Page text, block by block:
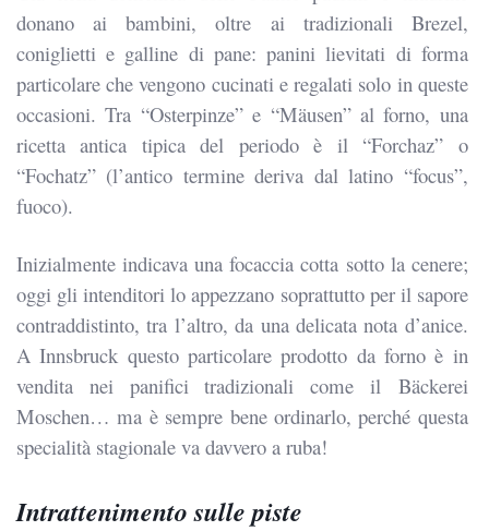
donano ai bambini, oltre ai tradizionali Brezel,
coniglietti e galline di pane: panini lievitati di forma
particolare che vengono cucinati e regalati solo in queste
occasioni. Tra “Osterpinze” e “Mäusen” al forno, una
ricetta antica tipica del periodo è il “Forchaz” o
“Fochatz” (l’antico termine deriva dal latino “focus”,
fuoco).
Inizialmente indicava una focaccia cotta sotto la cenere;
oggi gli intenditori lo appezzano soprattutto per il sapore
contraddistinto, tra l’altro, da una delicata nota d’anice.
A Innsbruck questo particolare prodotto da forno è in
vendita nei panifici tradizionali come il Bäckerei
Moschen… ma è sempre bene ordinarlo, perché questa
specialità stagionale va davvero a ruba!
Intrattenimento sulle piste